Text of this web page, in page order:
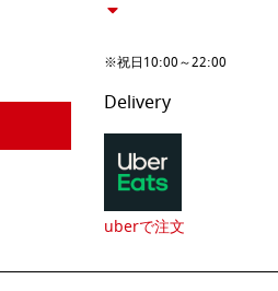
※祝日10:00～22:00
Delivery
uberで注文